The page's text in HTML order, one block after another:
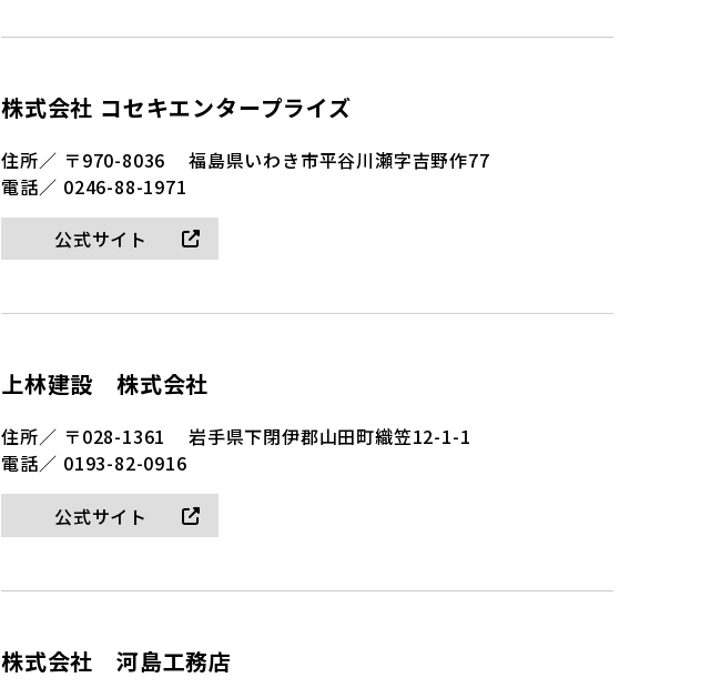
株式会社 コセキエンタープライズ
住所／ 〒970-8036
福島県いわき市平谷川瀬字吉野作77
電話／ 0246-88-1971
公式サイト
上林建設 株式会社
住所／ 〒028-1361
岩手県下閉伊郡山田町織笠12-1-1
電話／ 0193-82-0916
公式サイト
株式会社 河島工務店